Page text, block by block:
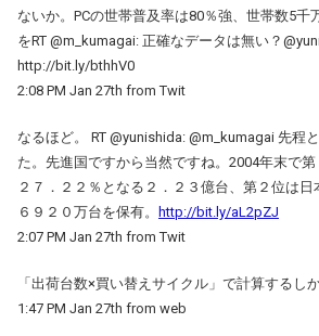
ないか。PCの世帯普及率は80％強、世帯数5千
をRT @m_kumagai: 正確なデータは無い？
http://bit.ly/bthhV0
2:08 PM Jan 27th from Twit
なるほど。 RT @yunishida: @m_kumagai 先程
た。先進国ですから当然ですね。2004年末で
２７．２２％となる２．２３億台、第２位は
６９２０万台を保有。
http://bit.ly/aL2pZJ
2:07 PM Jan 27th from Twit
「出荷台数×買い替えサイクル」で計算するし
1:47 PM Jan 27th from web